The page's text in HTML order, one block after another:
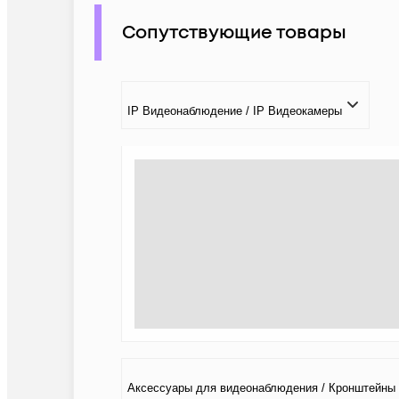
Сопутствующие товары
IP Видеонаблюдение / IP Видеокамеры
Аксессуары для видеонаблюдения / Кронштейны